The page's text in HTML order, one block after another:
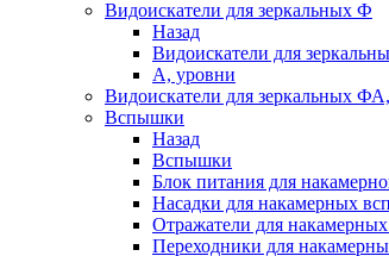
Видоискатели для зеркальных Ф
Назад
Видоискатели для
А, уровни
Видоискатели для зеркальных
Вспышки
Назад
Вспышки
Блок питания для
Насадки для накамерных
Отражатели для
Переходники для